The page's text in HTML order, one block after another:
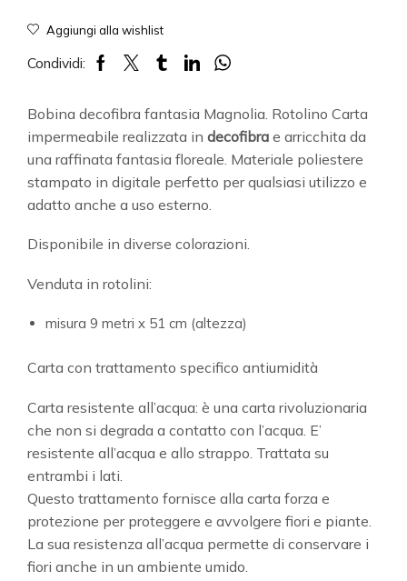
Aggiungi alla wishlist
Condividi:
Bobina decofibra fantasia Magnolia. Rotolino Carta
impermeabile realizzata in decofibra e arricchita da
una raffinata fantasia floreale. Materiale poliestere
stampato in digitale perfetto per qualsiasi utilizzo e
adatto anche a uso esterno.
Disponibile in diverse colorazioni.
Venduta in rotolini:
misura 9 metri x 51 cm (altezza)
Carta con trattamento specifico antiumidità
Carta resistente all’acqua: è una carta rivoluzionaria
che non si degrada a contatto con l’acqua. E’
resistente all’acqua e allo strappo. Trattata su
entrambi i lati.
Questo trattamento fornisce alla carta forza e
protezione per proteggere e avvolgere fiori e piante.
La sua resistenza all’acqua permette di conservare i
fiori anche in un ambiente umido.